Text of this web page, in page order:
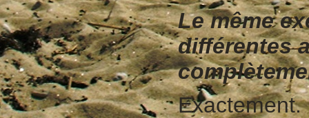
Le même
différentes
Exactement.